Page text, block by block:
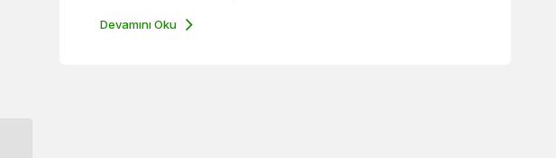
Devamını Oku